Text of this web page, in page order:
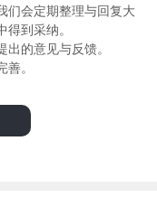
们会定期整理与回复大
到采纳。
的意见与反馈。
。